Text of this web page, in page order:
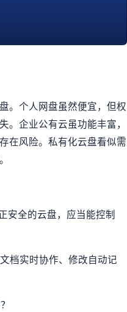
。个人网盘虽然便宜，但权
。企业公有云虽功能丰富，
在风险。私有化云盘看似需
安全的云盘，应当能控制
档实时协作、修改自动记